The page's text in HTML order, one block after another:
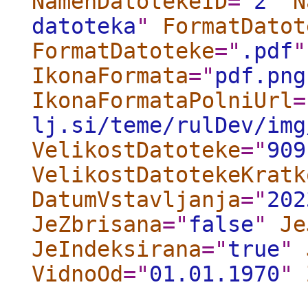
datoteka"
FormatDatoteke=" .pdf"
IkonaFormata=" pdf.png
IkonaFormataPolniUrl
lj.si/teme/rulDev/
VelikostDatoteke="
DatumVstavljanja="
JeZbrisana=" false"
JeIndeksirana="true"
VidnoOd="01.01.1970"